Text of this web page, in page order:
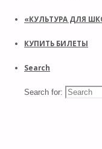
«КУЛЬТУРА ДЛЯ
КУПИТЬ БИЛЕТЫ
Search
Search for: